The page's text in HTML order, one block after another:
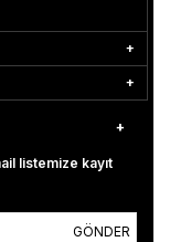
listemize kayıt
GÖNDER